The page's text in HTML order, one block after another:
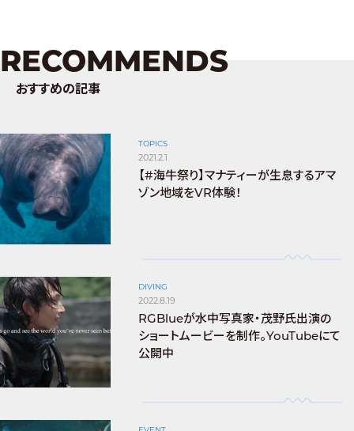
RECOMMENDS
おすすめの記事
TOPICS
2021.2.1
【#海牛祭り】マナティーが生息するアマ
ゾン地域をVR体験！
DIVING
2022.8.19
RGBlueが水中写真家・茂野氏出演の
ショートムービーを制作。YouTubeにて
公開中